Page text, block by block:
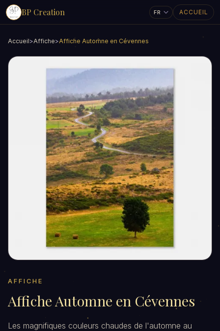
BP Creation ACCUEIL
Accueil>Affiche>Affiche Automne en Cévennes
AFFICHE
Affiche Automne en Cévennes
Les magnifiques couleurs chaudes de l'automne au